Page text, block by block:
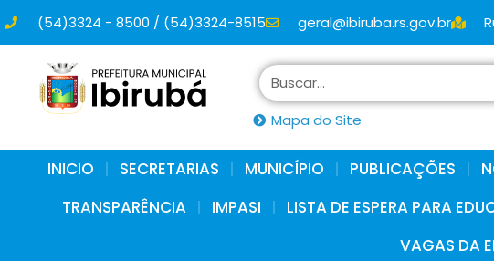
conteúdo(54)3324 - 8500 / (54)3324-8515 geral@ibiruba.rs.gov.br
Mapa do Site
INICIO SECRETARIAS MUNICÍPIO PUBLICAÇÕES
TRANSPARÊNCIA
IMPASI LISTA DE ESPERA PARA
VAGAS DA